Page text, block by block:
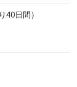
40日間）